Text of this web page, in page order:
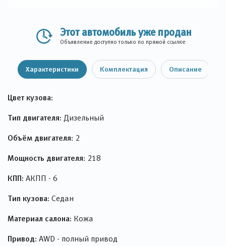
Этот автомобиль уже продан
Объявление доступно только по прямой ссылке
Характеристики Комплектация Описание
Цвет кузова:
Тип двигателя: Дизельный
Объём двигателя: 2
Мощность двигателя: 218
КПП: АКПП - 6
Тип кузова: Седан
Материал салона: Кожа
Привод: AWD - полный привод